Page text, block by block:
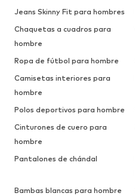
Jeans Skinny Fit para hombres
Chaquetas a cuadros para
hombre
Ropa de fútbol para hombre
Camisetas interiores para
hombre
Polos deportivos para hombre
Cinturones de cuero para
hombre
Pantalones de chándal
Bambas blancas para hombre